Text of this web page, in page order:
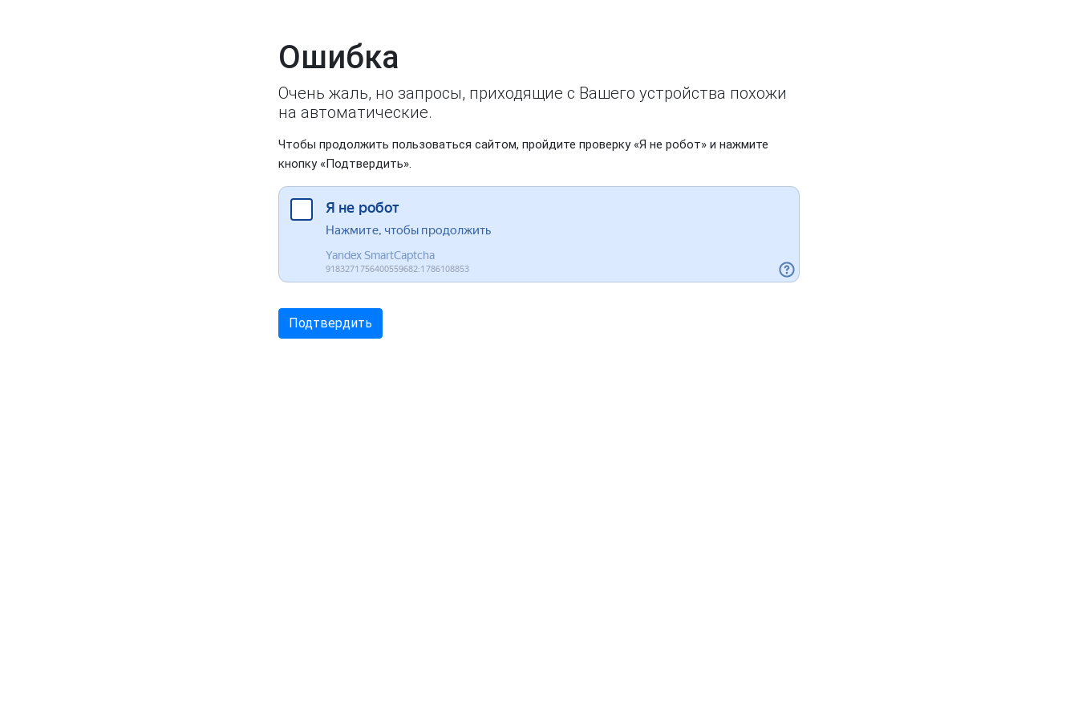
Ошибка
Очень жаль, но запросы, приходящие с Вашего устройства похожи
на автоматические.
Чтобы продолжить пользоваться сайтом, пройдите проверку «Я не робот» и нажмите
кнопку «Подтвердить».